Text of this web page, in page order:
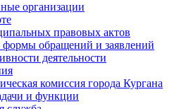
организации
правовых актов
формы обращений и заявлений
деятельности
комиссия города Кургана
и функции